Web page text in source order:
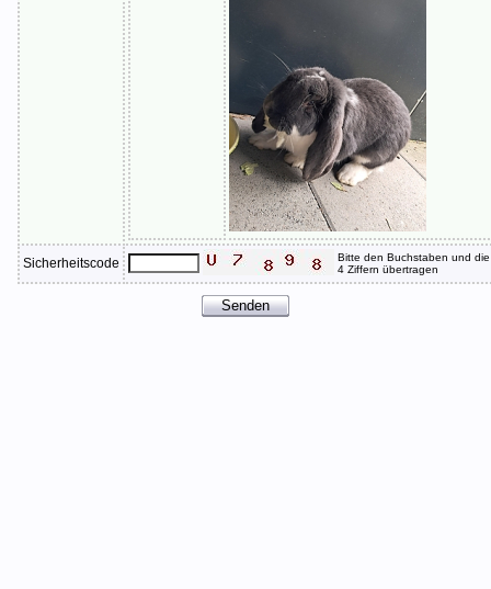
Sicherheitscode
Bitte den Buchstaben und die
4 Ziffern übertragen